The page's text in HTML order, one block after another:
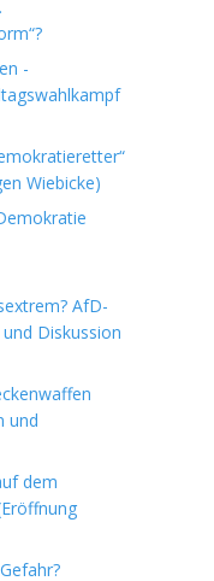
-
Wiebicke)
AfD-
Diskussion
und
dem